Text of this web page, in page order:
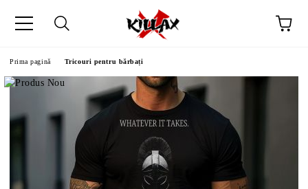
Prima pagină Tricouri pentru bărbați